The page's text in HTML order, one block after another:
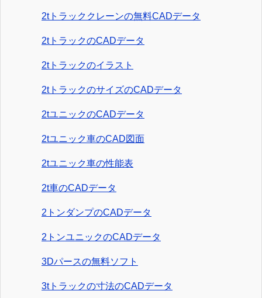
2tトラッククレーンの無料CADデータ
2tトラックのCADデータ
2tトラックのイラスト
2tトラックのサイズのCADデータ
2tユニックのCADデータ
2tユニック車のCAD図面
2tユニック車の性能表
2t車のCADデータ
2トンダンプのCADデータ
2トンユニックのCADデータ
3Dパースの無料ソフト
3tトラックの寸法のCADデータ